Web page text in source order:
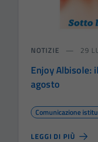
NOTIZIE 29
Enjoy Albisole:
agosto
Comunicazione
LEGGI DI PIÙ